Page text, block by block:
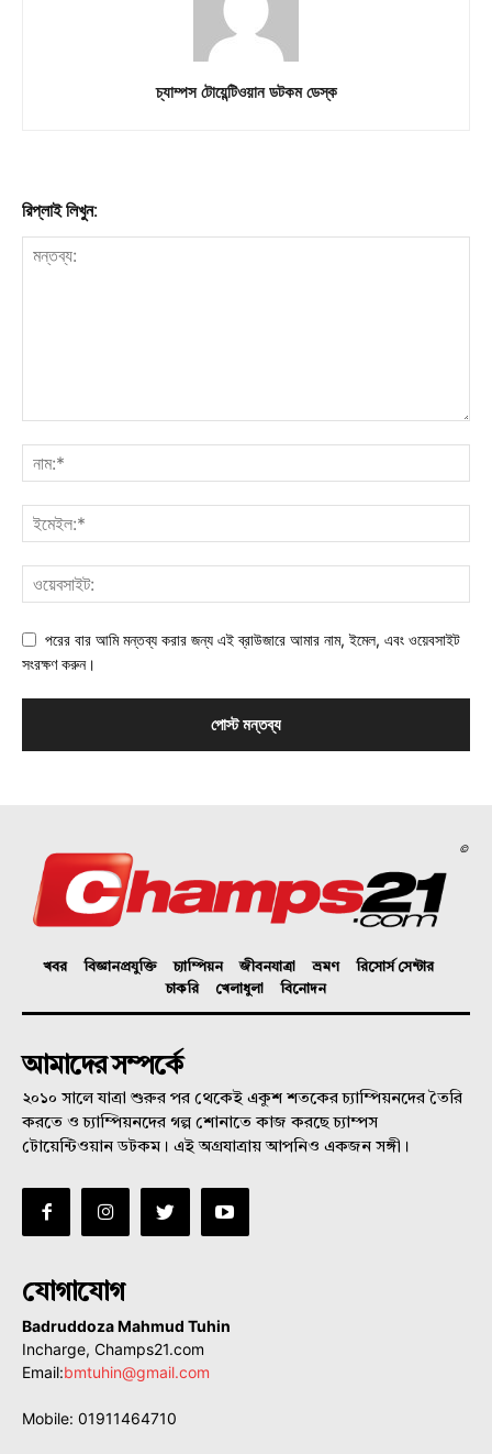
চ্যাম্পস টোয়েন্টিওয়ান ডটকম ডেস্ক
রিপ্লাই লিখুন:
পরের বার আমি মন্তব্য করার জন্য এই ব্রাউজারে আমার নাম, ইমেল, এবং ওয়েবসাইট
সংরক্ষণ করুন।
©
খবর বিজ্ঞানপ্রযুক্তি চ্যাম্পিয়ন জীবনযাত্রা ভ্রমণ
রিসোর্স সেন্টার
চাকরি
খেলাধুলা বিনোদন
আমাদের সম্পর্কে
২০১০ সালে যাত্রা শুরুর পর থেকেই একুশ শতকের চ্যাম্পিয়নদের তৈরি
করতে ও চ্যাম্পিয়নদের গল্প শোনাতে কাজ করছে চ্যাম্পস
টোয়েন্টিওয়ান ডটকম। এই অগ্রযাত্রায় আপনিও একজন সঙ্গী।
যোগাযোগ
Badruddoza Mahmud Tuhin
Incharge, Champs21.com
Email:bmtuhin@gmail.com
Mobile: 01911464710